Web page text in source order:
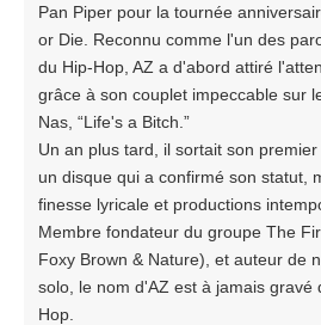
Pan Piper pour la tournée
or Die. Reconnu comme l'un des
du Hip-Hop, AZ a d'abord attiré
grâce à son couplet impeccable sur
Nas, “Life's a Bitch.”
Un an plus tard, il sortait son
un disque qui a confirmé son statut,
finesse lyricale et productions
Membre fondateur du groupe The
Foxy Brown & Nature), et auteur de
solo, le nom d'AZ est à jamais gravé
Hop.